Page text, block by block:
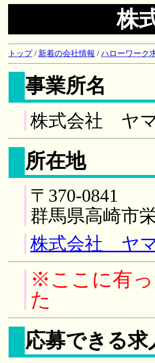
株
トップ/ 新着の会社情報 /ハローワーク
事業所名
株式会社 ヤ
所在地
〒370-0841
群馬県高崎市
株式会社 ヤ
※ここに有
た
応募できる